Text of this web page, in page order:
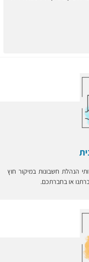
הנהלת חשבונות במיקור חוץ
או בחברתכם.